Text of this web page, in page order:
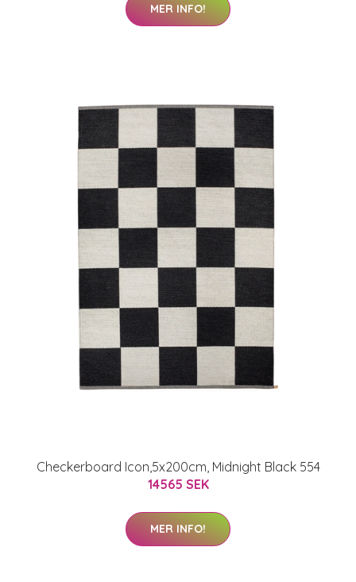
MER INFO!
Checkerboard Icon,5x200cm, Midnight Black 554
14565 SEK
MER INFO!